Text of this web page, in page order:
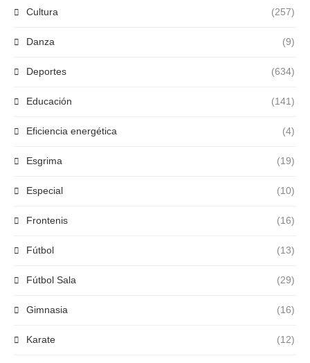
Cultura (257)
Danza (9)
Deportes (634)
Educación (141)
Eficiencia energética (4)
Esgrima (19)
Especial (10)
Frontenis (16)
Fútbol (13)
Fútbol Sala (29)
Gimnasia (16)
Karate (12)